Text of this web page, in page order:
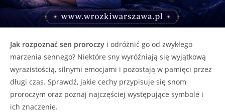
Jak rozpoznać sen proroczy i odróżnić go od zwykłego
marzenia sennego? Niektóre sny wyróżniają się wyjątkową
wyrazistością, silnymi emocjami i pozostają w pamięci przez
długi czas. Sprawdź, jakie cechy przypisuje się snom
proroczym oraz poznaj najczęściej występujące symbole i
ich znaczenie.